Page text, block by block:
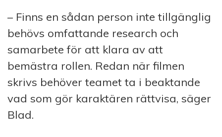
– Finns en sådan person inte tillgänglig
behövs omfattande research och
samarbete för att klara av att
bemästra rollen. Redan när filmen
skrivs behöver teamet ta i beaktande
vad som gör karaktären rättvisa, säger
Blad.